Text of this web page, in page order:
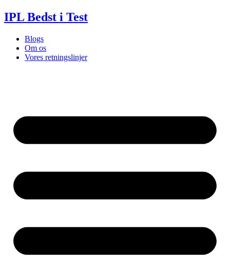
Videre
til
IPL Bedst i Test
Blogs
Om os
Vores retningslinjer